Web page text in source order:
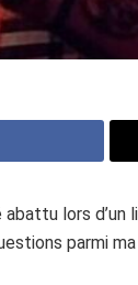
lors d’un
parmi